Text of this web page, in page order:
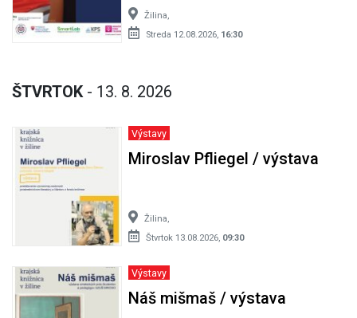
Žilina,
Streda 12.08.2026, 16:30
ŠTVRTOK - 13. 8. 2026
Výstavy
Miroslav Pfliegel / výstava
Žilina,
Štvrtok 13.08.2026, 09:30
Výstavy
Náš mišmaš / výstava